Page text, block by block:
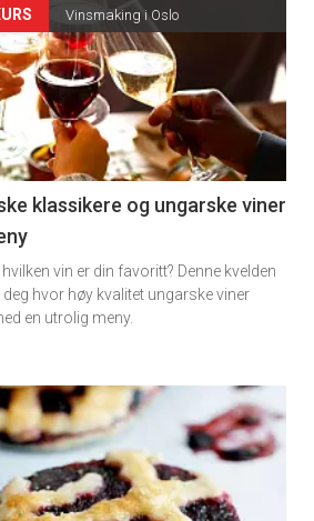
Vinsmaking i Oslo
klassikere og ungarske viner
vin er din favoritt? Denne kvelden
hvor høy kvalitet ungarske viner
en utrolig meny.